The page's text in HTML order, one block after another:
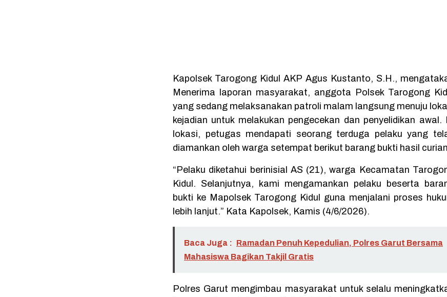
Kapolsek Tarogong Kidul AKP Agus Kustanto, S.H.,
Menerima laporan masyarakat, anggota Polsek Tarogong
yang sedang melaksanakan patroli malam langsung menuju
kejadian untuk melakukan pengecekan dan penyelidikan awal.
lokasi, petugas mendapati seorang terduga pelaku yang
diamankan oleh warga setempat berikut barang bukti hasil
“Pelaku diketahui berinisial AS (21), warga Kecamatan
Kidul. Selanjutnya, kami mengamankan pelaku beserta
bukti ke Mapolsek Tarogong Kidul guna menjalani proses
lebih lanjut.” Kata Kapolsek, Kamis (4/6/2026).
Baca Juga : Ramadan Penuh Kepedulian, Polres Garut Bersama
Mahasiswa Bagikan Takjil Gratis
Polres Garut mengimbau masyarakat untuk selalu